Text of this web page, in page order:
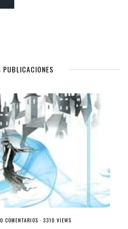
PUBLICACIONES
0 COMENTARIOS · 3310 VIEWS